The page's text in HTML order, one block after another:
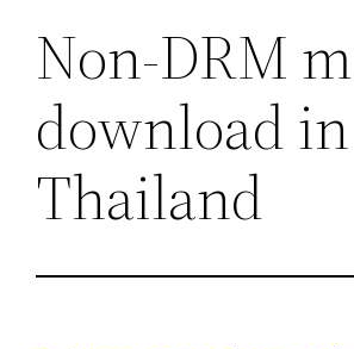
Non-DRM
download in
Thailand